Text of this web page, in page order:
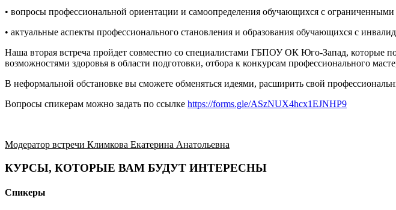
• вопросы профессиональной ориентации и самоопределения обучающихся с ограниченными
• актуальные аспекты профессионального становления и образования обучающихся с
Наша вторая встреча пройдет совместно со специалистами ГБПОУ ОК Юго-Запад, которые
возможностями здоровья в области подготовки, отбора к конкурсам профессионального
В неформальной обстановке вы сможете обменяться идеями, расширить свой
Вопросы спикерам можно задать по ссылке https://forms.gle/ASzNUX4hcx1EJNHP9
Модератор встречи Климкова Екатерина Анатольевна
КУРСЫ, КОТОРЫЕ ВАМ БУДУТ ИНТЕРЕСНЫ
Спикеры